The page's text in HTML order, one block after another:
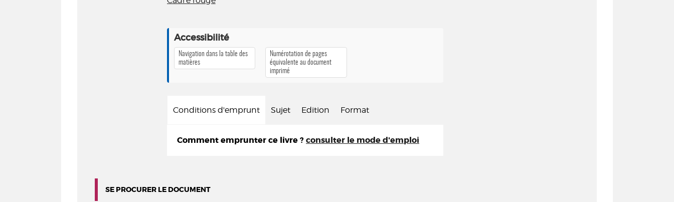
Accessibilité
Navigation dans la table des
matières
Numérotation de pages
équivalente au document
imprimé
Conditions d'emprunt Sujet Edition Format
Comment emprunter ce livre ? consulter le mode d'emploi
SE PROCURER LE DOCUMENT